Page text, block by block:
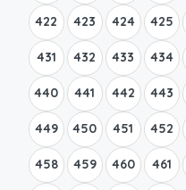
422 423 424 425
431 432 433 434
440 441 442 443
449 450 451 452
458 459 460 461